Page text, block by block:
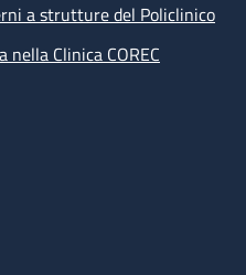
a strutture del Policlinico
nella Clinica COREC